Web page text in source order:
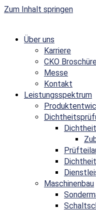
Zum Inhalt springen
Über uns
Karriere
CKO
Messe
Kontakt
Leistungsspektrum
Maschinenbau